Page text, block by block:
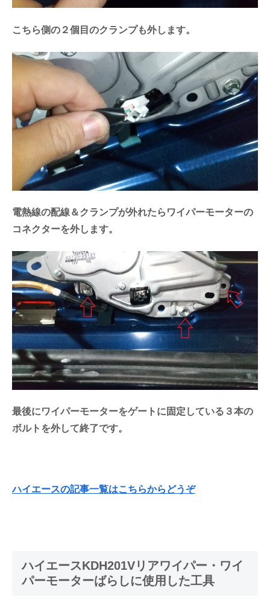
こちら側の２個目のクランプも外します。
電熱線の配線＆クランプが外れたらワイパーモーターの
コネクターを外します。
最後にワイパーモーターをゲートに固定している３本の
ボルトを外して終了です。
ハイエースの記事一覧はこちらからどうぞ
ハイエースKDH201Vリアワイパー・ワイ
パーモーターばらしに使用した工具